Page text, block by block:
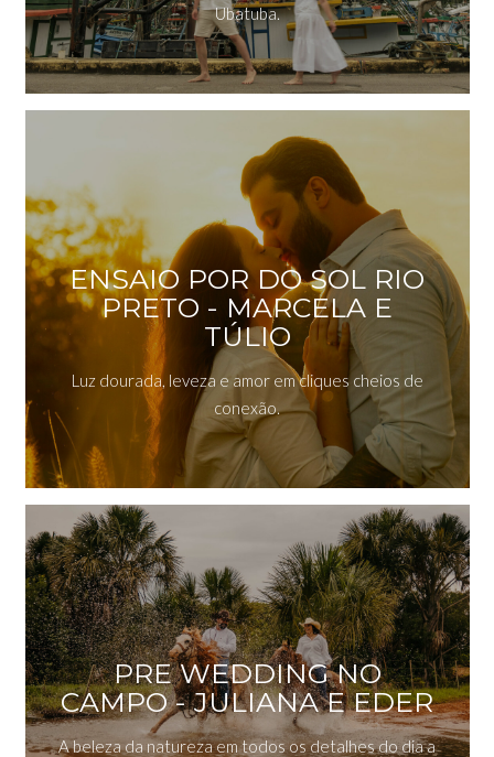
Ubatuba.
ENSAIO POR DO SOL RIO
PRETO - MARCELA E
TÚLIO
Luz dourada, leveza e amor em cliques cheios de
conexão.
PRE WEDDING NO
CAMPO - JULIANA E EDER
A beleza da natureza em todos os detalhes do dia a